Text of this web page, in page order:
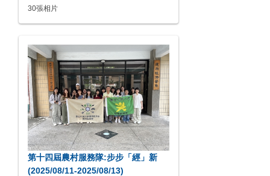
30張相片
第十四屆農村服務隊:步步「經」新
(2025/08/11-2025/08/13)